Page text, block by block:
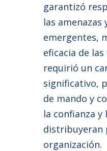
garantizó
las
emergentes,
eficacia de
requirió un
significativo,
de mando y
la confianza
distribuyeran
organización.